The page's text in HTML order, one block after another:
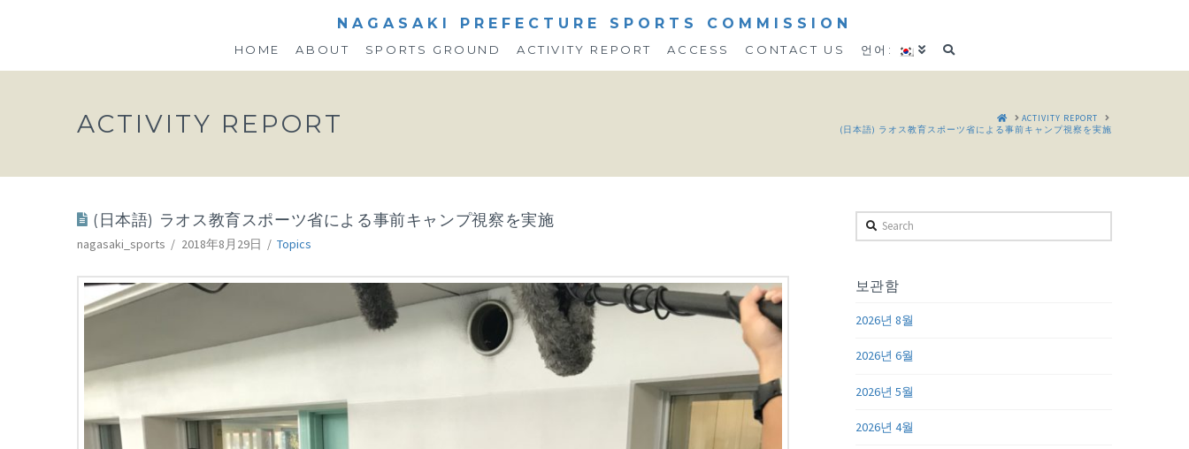
NAGASAKI PREFECTURE SPORTS COMMISSION
HOME ABOUT SPORTS GROUND ACTIVITY REPORT ACCESS CONTACT US 언어:
ACTIVITY REPORT HOMEACTIVITY REPORT
(日本語) ラオス教育スポーツ省による事前キャンプ視察を実施
(日本語) ラオス教育スポーツ省による事前キャンプ視察を実施
nagasaki_sports 2018年8月29日 Topics
Search
보관함
2026년 8월
2026년 6월
2026년 5월
2026년 4월